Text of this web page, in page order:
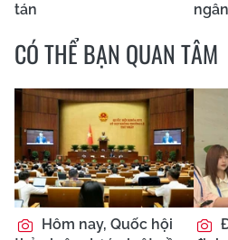
tán
CÓ THỂ BẠN QUAN TÂM
Hôm nay, Quốc hội